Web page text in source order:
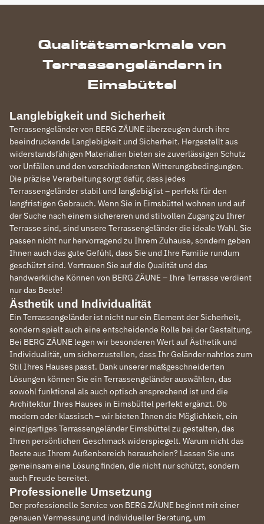
Qualitätsmerkmale von
Terrassengeländern in
Eimsbüttel
Langlebigkeit und Sicherheit
Terrassengeländer von BERG ZÄUNE überzeugen durch ihre
beeindruckende Langlebigkeit und Sicherheit. Hergestellt aus
widerstandsfähigen Materialien bieten sie zuverlässigen Schutz
vor Unfällen und den verschiedensten Witterungsbedingungen.
Die präzise Verarbeitung sorgt dafür, dass jedes
Terrassengeländer stabil und langlebig ist – perfekt für den
langfristigen Gebrauch. Wenn Sie in Eimsbüttel wohnen und auf
der Suche nach einem sichereren und stilvollen Zugang zu Ihrer
Terrasse sind, sind unsere Terrassengeländer die ideale Wahl. Sie
passen nicht nur hervorragend zu Ihrem Zuhause, sondern geben
Ihnen auch das gute Gefühl, dass Sie und Ihre Familie rundum
geschützt sind. Vertrauen Sie auf die Qualität und das
handwerkliche Können von BERG ZÄUNE – Ihre Terrasse verdient
nur das Beste!
Ästhetik und Individualität
Ein Terrassengeländer ist nicht nur ein Element der Sicherheit,
sondern spielt auch eine entscheidende Rolle bei der Gestaltung.
Bei BERG ZÄUNE legen wir besonderen Wert auf Ästhetik und
Individualität, um sicherzustellen, dass Ihr Geländer nahtlos zum
Stil Ihres Hauses passt. Dank unserer maßgeschneiderten
Lösungen können Sie ein Terrassengeländer auswählen, das
sowohl funktional als auch optisch ansprechend ist und die
Architektur Ihres Hauses in Eimsbüttel perfekt ergänzt. Ob
modern oder klassisch – wir bieten Ihnen die Möglichkeit, ein
einzigartiges Terrassengeländer Eimsbüttel zu gestalten, das
Ihren persönlichen Geschmack widerspiegelt. Warum nicht das
Beste aus Ihrem Außenbereich herausholen? Lassen Sie uns
gemeinsam eine Lösung finden, die nicht nur schützt, sondern
auch Freude bereitet.
Professionelle Umsetzung
Der professionelle Service von BERG ZÄUNE beginnt mit einer
genauen Vermessung und individueller Beratung, um